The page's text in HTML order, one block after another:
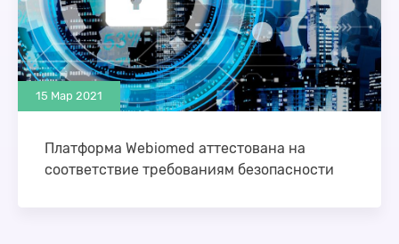
15 Мар 2021
Платформа Webiomed аттестована на
соответствие требованиям безопасности